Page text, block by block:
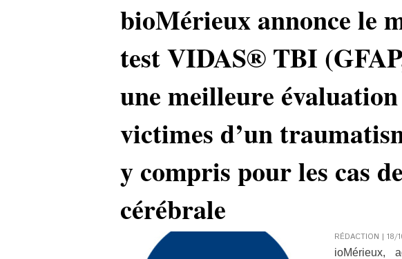
bioMérieux annonce le
test VIDAS® TBI
une meilleure
victimes d’un
y compris pour les cas
cérébrale
RÉDACTION | 18/
ioMérieux,